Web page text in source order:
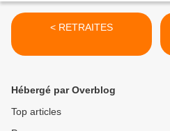
< RETRAITES
Hébergé par Overblog
Top articles